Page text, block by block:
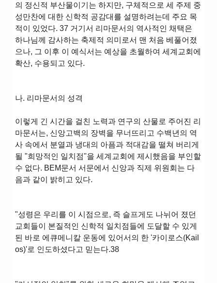
의 정신적 부산물이기는 하지만, 구체적으로 세 주제 중
성만찬에 대한 신학적 공감대를 설명하려는데 주요 목
적이 있었다. 37 거기서 리마문서의 역사적인 채택은
하나님께 감사하는 축제적 의미로서 맨 처음 베풀어졌
으나, 그 이후 이 예식서는 예상을 초월하여 세계교회에
확산, 수용되고 있다.
나. 리마문서의 성격
이렇게 긴 시간을 걸친 노력과 연구의 산물로 주어진 리
마문서는, 신앙고백의 장벽을 무너뜨리고 수백년의 역
사 속에서 분열과 냉대의 아픔과 적대감을 떨쳐 버리게
될 "희망적인 일치점"을 세계교회에 제시했음을 부인할
수 없다. BEM문서 서문에서 신앙과 직제 위원회는 다
음과 같이 밝히고 있다.
"성령은 우리를 이 시점으로, 즉 슬프게도 나뉘어 졌던
교회들이 본질적인 신학적 일치점들에 도달할 수 있게
된 바로 에큐메니칼 운동에 있어서의 한 '카이로스(Kail
os)'로 인도하셨다고 믿는다.38